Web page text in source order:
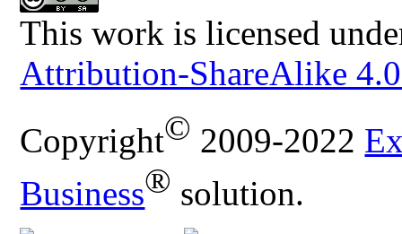
This work is licensed
Attribution-ShareAlike
Copyright© 2009-2022
Business® solution.